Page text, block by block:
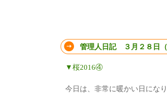
管理人日記 ３月２８日（
▼桜2016④
今日は、非常に暖かい日になり